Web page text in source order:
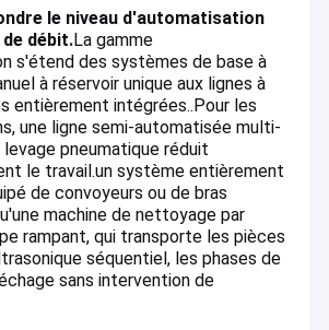
mécanique
des réservoirs
le niveau d'automatisation
débit.La gamme
s'étend des systèmes de base à
à réservoir unique aux lignes à
entièrement intégrées..Pour les
une ligne semi-automatisée multi-
pneumatique réduit
le travail.un système entièrement
de convoyeurs ou de bras
machine de nettoyage par
rampant, qui transporte les pièces
séquentiel, les phases de
sans intervention de